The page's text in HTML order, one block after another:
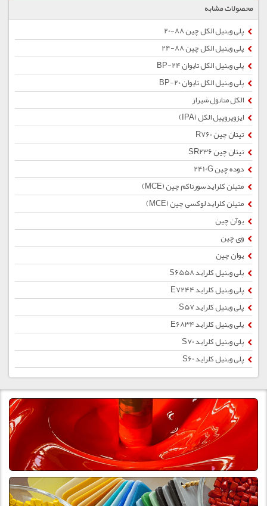
محصولات مشابه
پلی وینیل الکل چین 88-20
پلی وینیل الکل چین 88-24
پلی وینیل الکل تایوان BP-24
پلی وینیل الکل تایوان BP-20
الکل متانول شیراز
ایزوپروپیل الکل (IPA)
تیتان چین R760
تیتان چین SR236
دوده چین 2410G
متیلن کلراید سورناکم چین (MCE)
متیلن کلراید لوکسی چین (MCE)
یوآن چین
وی چین
یوان چین
پلی وینیل کلراید S6558
پلی وینیل کلراید E7244
پلی وینیل کلراید S57
پلی وینیل کلراید E6834
پلی وینیل کلراید S70
پلی وینیل کلراید S60